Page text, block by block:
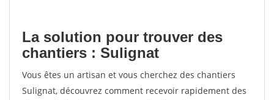
La solution pour trouver des
chantiers : Sulignat
Vous êtes un artisan et vous cherchez des chantiers
Sulignat, découvrez comment recevoir rapidement des